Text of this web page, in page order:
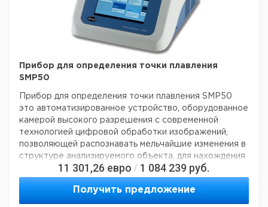
Прибор для определения точки плавления
SMP50
Прибор для определения точки плавления SMP50
это автоматизированное устройство, оборудованное
камерой высокого разрешения с современной
технологией цифровой обработки изображений,
позволяющей распознавать мельчайшие изменения в
структуре анализируемого объекта, для нахождения
температуры плавления трех образцов
одновременно. Прибор оборудован 7” сенсорным
цветным дисплеем с высоким разрешением, что
позволяет оператору наблюдать за плавлением
11 301,26 евро / 1 084 239 руб.
Получить предложение